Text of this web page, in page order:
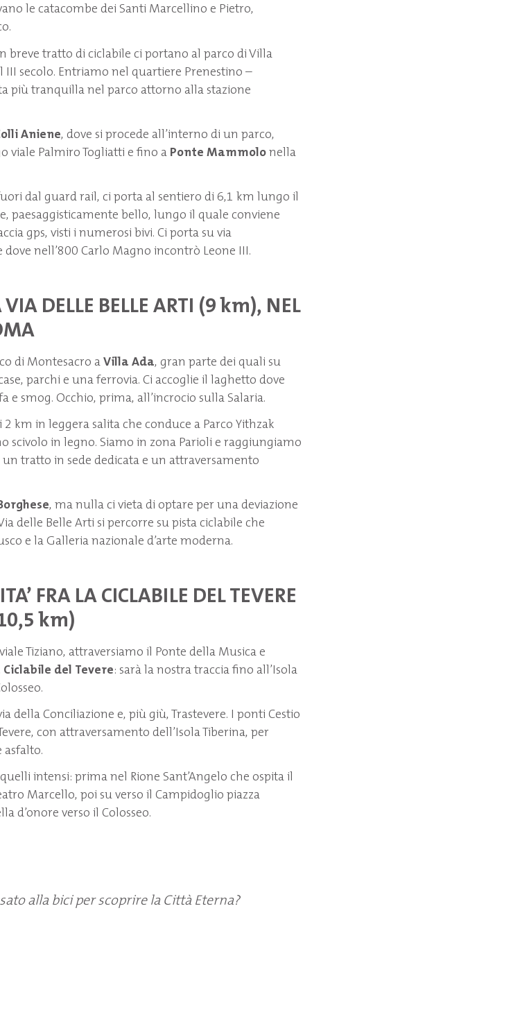
le catacombe dei Santi Marcellino e Pietro,
breve tratto di ciclabile ci portano al parco di Villa
III secolo. Entriamo nel quartiere Prenestino –
più tranquilla nel parco attorno alla stazione
Aniene, dove si procede all’interno di un parco,
viale Palmiro Togliatti e fino a Ponte Mammolonella
dal guard rail, ci porta al sentiero di 6,1 km lungo il
paesaggisticamente bello, lungo il quale conviene
gps, visti i numerosi bivi. Ci porta su via
nell’800 Carlo Magno incontrò Leone III.
DELLE BELLE ARTI (9 km), NEL
di Montesacro aVilla Ada, gran parte dei quali su
parchi e una ferrovia. Ci accoglie il laghetto dove
smog. Occhio, prima, all’incrocio sulla Salaria.
km in leggera salita che conduce a Parco Yithzak
scivolo in legno. Siamo in zona Parioli e raggiungiamo
tratto in sede dedicata e un attraversamento
, ma nulla ci vieta di optare per una deviazione
delle Belle Arti si percorre su pista ciclabile che
e la Galleria nazionale d’arte moderna.
FRA LA CICLABILE DEL TEVERE
km)
Tiziano, attraversiamo il Ponte della Musica e
Ciclabile del Tevere: sarà la nostra traccia fino all’Isola
della Conciliazione e, più giù, Trastevere. I ponti Cestio
con attraversamento dell’Isola Tiberina, per
asfalto.
intensi: prima nel Rione Sant’Angelo che ospita il
Marcello, poi su verso il Campidoglio piazza
d’onore verso il Colosseo.
alla bici per scoprire la Città Eterna?